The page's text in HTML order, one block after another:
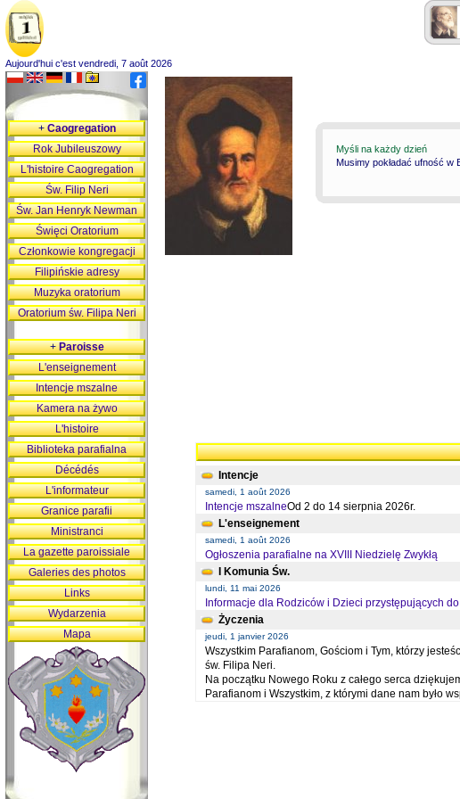
Aujourd'hui c'est vendredi, 7 août 2026
Myśli na każdy dzień
Musimy pokładać ufność w
Intencje
samedi, 1 août 2026
Intencje mszalneOd 2 do 14 sierpnia 2026r.
L'enseignement
samedi, 1 août 2026
Ogłoszenia parafialne na XVIII Niedzielę Zwykłą
I Komunia Św.
lundi, 11 mai 2026
Informacje dla Rodziców i Dzieci przystępujących
Życzenia
jeudi, 1 janvier 2026
Wszystkim Parafianom, Gościom i Tym, którzy
św. Filipa Neri.
Na początku Nowego Roku z całego serca
Parafianom i Wszystkim, z którymi dane nam było
+Caogregation
Rok Jubileuszowy
L'histoire Caogregation
Św. Filip Neri
Św. Jan Henryk Newman
Święci Oratorium
Członkowie kongregacji
Filipińskie adresy
Muzyka oratorium
Oratorium św. Filipa Neri
+Paroisse
L'enseignement
Intencje mszalne
Kamera na żywo
L'histoire
Biblioteka parafialna
Décédés
L'informateur
Granice parafii
Ministranci
La gazette paroissiale
Galeries des photos
Links
Wydarzenia
Mapa